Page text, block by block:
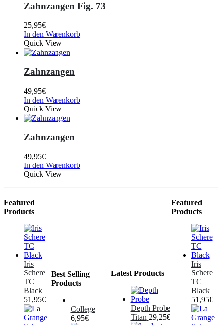
Zahnzangen Fig. 73
25,95€
In den Warenkorb
Quick View
Zahnzangen
49,95€
In den Warenkorb
Quick View
Zahnzangen
49,95€
In den Warenkorb
Quick View
Featured
Products
Iris
Schere
TC
Black
51,95€
Best Selling
Products
College
6,95€
Latest Products
Depth Probe
Titan 29,25€
Featured
Products
Iris
Schere
TC
Black
51,95€